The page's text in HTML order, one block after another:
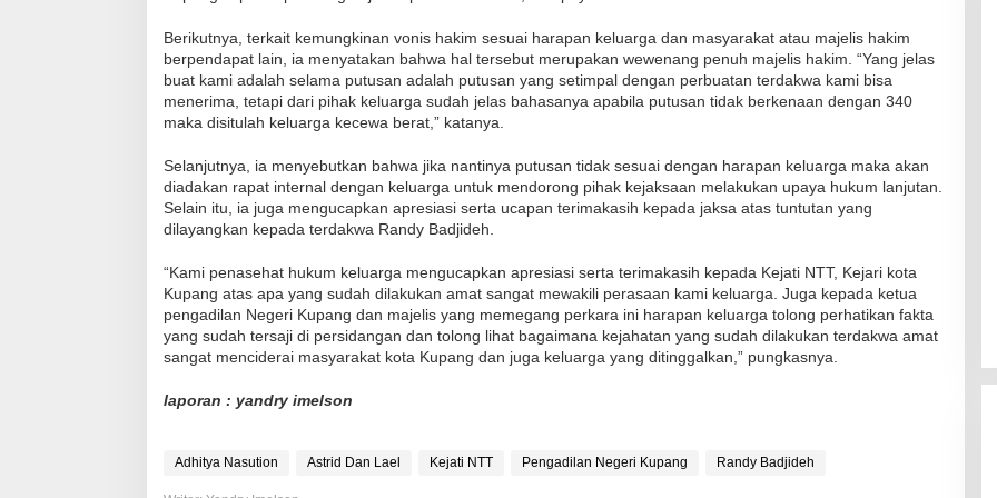
Berikutnya, terkait kemungkinan vonis hakim sesuai harapan keluarga dan masyarakat atau majelis hakim
berpendapat lain, ia menyatakan bahwa hal tersebut merupakan wewenang penuh majelis hakim. “Yang jelas
buat kami adalah selama putusan adalah putusan yang setimpal dengan perbuatan terdakwa kami bisa
menerima, tetapi dari pihak keluarga sudah jelas bahasanya apabila putusan tidak berkenaan dengan 340
maka disitulah keluarga kecewa berat,” katanya.
Selanjutnya, ia menyebutkan bahwa jika nantinya putusan tidak sesuai dengan harapan keluarga maka akan
diadakan rapat internal dengan keluarga untuk mendorong pihak kejaksaan melakukan upaya hukum lanjutan.
Selain itu, ia juga mengucapkan apresiasi serta ucapan terimakasih kepada jaksa atas tuntutan yang
dilayangkan kepada terdakwa Randy Badjideh.
“Kami penasehat hukum keluarga mengucapkan apresiasi serta terimakasih kepada Kejati NTT, Kejari kota
Kupang atas apa yang sudah dilakukan amat sangat mewakili perasaan kami keluarga. Juga kepada ketua
pengadilan Negeri Kupang dan majelis yang memegang perkara ini harapan keluarga tolong perhatikan fakta
yang sudah tersaji di persidangan dan tolong lihat bagaimana kejahatan yang sudah dilakukan terdakwa amat
sangat menciderai masyarakat kota Kupang dan juga keluarga yang ditinggalkan,” pungkasnya.
laporan : yandry imelson
Adhitya Nasution Astrid Dan Lael Kejati NTT Pengadilan Negeri Kupang Randy Badjideh
Kadaluarsa
Di Kesehatan | 19 Desember 2021